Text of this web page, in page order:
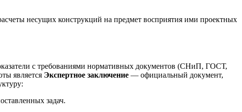
несущих конструкций на предмет восприятия ими проектных
с требованиями нормативных документов (СНиП, ГОСТ,
является Экспертное заключение — официальный документ,
задач.